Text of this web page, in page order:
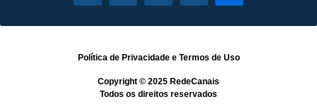
Política de Privacidadee Termos de Uso
Copyright © 2025 RedeCanais
Todos os direitos reservados